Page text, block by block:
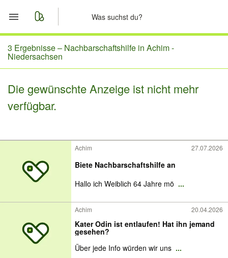
Start
Merkliste
Nachrichten
3 Ergebnisse – Nachbarschaftshilfe in Achim -
Niedersachsen
Die gewünschte Anzeige ist nicht mehr
verfügbar.
Achim 27.07.2026
Biete Nachbarschaftshilfe an
Hallo ich Weiblich 64 Jahre mö ...
Achim 20.04.2026
Kater Odin ist entlaufen! Hat ihn jemand
gesehen?
Über jede Info würden wir uns ...